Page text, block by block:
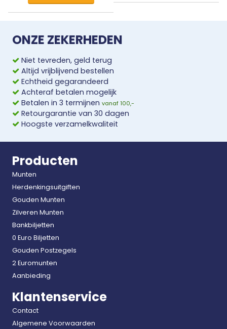
ONZE ZEKERHEDEN
Niet tevreden, geld terug
Altijd vrijblijvend bestellen
Echtheid gegarandeerd
Achteraf betalen mogelijk
Betalen in 3 termijnen vanaf 100,-
Retourgarantie van 30 dagen
Hoogste verzamelkwaliteit
Producten
Munten
Herdenkingsuitgiften
Gouden Munten
Zilveren Munten
Bankbiljetten
0 Euro Biljetten
Gouden Postzegels
2 Euromunten
Aanbieding
Klantenservice
Contact
Algemene Voorwaarden